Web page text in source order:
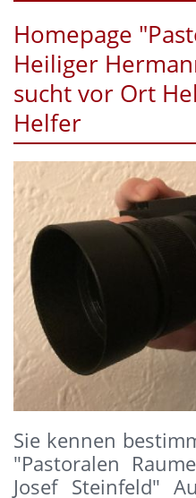
Homepage
Heiliger
sucht vor Ort
Helfer
Sie kennen
"Pastoralen
Josef Steinfeld"